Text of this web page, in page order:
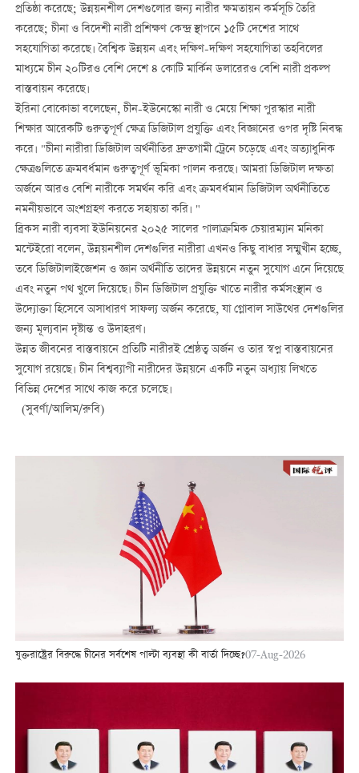
প্রতিষ্ঠা করেছে; উন্নয়নশীল দেশগুলোর জন্য নারীর ক্ষমতায়ন কর্মসূচি তৈরি
করেছে; চীনা ও বিদেশী নারী প্রশিক্ষণ কেন্দ্র স্থাপনে ১৫টি দেশের সাথে
সহযোগিতা করেছে। বৈশ্বিক উন্নয়ন এবং দক্ষিণ-দক্ষিণ সহযোগিতা তহবিলের
মাধ্যমে চীন ২০টিরও বেশি দেশে ৪ কোটি মার্কিন ডলারেরও বেশি নারী প্রকল্প
বাস্তবায়ন করেছে।
ইরিনা বোকোভা বলেছেন, চীন-ইউনেস্কো নারী ও মেয়ে শিক্ষা পুরস্কার নারী
শিক্ষার আরেকটি গুরুত্বপূর্ণ ক্ষেত্র ডিজিটাল প্রযুক্তি এবং বিজ্ঞানের ওপর দৃষ্টি নিবদ্ধ
করে। "চীনা নারীরা ডিজিটাল অর্থনীতির দ্রুতগামী ট্রেনে চড়েছে এবং অত্যাধুনিক
ক্ষেত্রগুলিতে ক্রমবর্ধমান গুরুত্বপূর্ণ ভূমিকা পালন করছে। আমরা ডিজিটাল দক্ষতা
অর্জনে আরও বেশি নারীকে সমর্থন করি এবং ক্রমবর্ধমান ডিজিটাল অর্থনীতিতে
নমনীয়ভাবে অংশগ্রহণ করতে সহায়তা করি। "
ব্রিকস নারী ব্যবসা ইউনিয়নের ২০২৫ সালের পালাক্রমিক চেয়ারম্যান মনিকা
মন্টেইরো বলেন, উন্নয়নশীল দেশগুলির নারীরা এখনও কিছু বাধার সম্মুখীন হচ্ছে,
তবে ডিজিটালাইজেশন ও জ্ঞান অর্থনীতি তাদের উন্নয়নে নতুন সুযোগ এনে দিয়েছে
এবং নতুন পথ খুলে দিয়েছে। চীন ডিজিটাল প্রযুক্তি খাতে নারীর কর্মসংস্থান ও
উদ্যোক্তা হিসেবে অসাধারণ সাফল্য অর্জন করেছে, যা গ্লোবাল সাউথের দেশগুলির
জন্য মূল্যবান দৃষ্টান্ত ও উদাহরণ।
উন্নত জীবনের বাস্তবায়নে প্রতিটি নারীরই শ্রেষ্ঠত্ব অর্জন ও তার স্বপ্ন বাস্তবায়নের
সুযোগ রয়েছে। চীন বিশ্বব্যাপী নারীদের উন্নয়নে একটি নতুন অধ্যায় লিখতে
বিভিন্ন দেশের সাথে কাজ করে চলেছে।
(সুবর্ণা/আলিম/রুবি)
যুক্তরাষ্ট্রের বিরুদ্ধে চীনের সর্বশেষ পাল্টা ব্যবস্থা কী বার্তা দিচ্ছে?07-Aug-2026